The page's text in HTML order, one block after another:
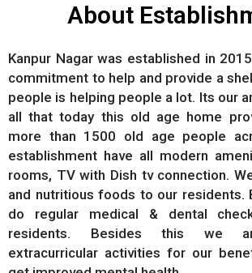
About
Kanpur Nagar was established in
commitment to help and provide a
people is helping people a lot. Its our
all that today this old age home
more than 1500 old age people
establishment have all modern
rooms, TV with Dish tv connection.
and nutritious foods to our residents.
do regular medical & dental
residents. Besides this we
extracurricular activities for our